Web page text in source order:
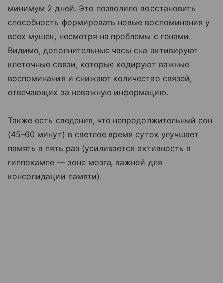
минимум 2 дней. Это позволило восстановить
способность формировать новые воспоминания у
всех мушек, несмотря на проблемы с генами.
Видимо, дополнительные часы сна активируют
клеточные связи, которые кодируют важные
воспоминания и снижают количество связей,
отвечающих за неважную информацию.
Также есть сведения, что непродолжительный сон
(45–60 минут) в светлое время суток улучшает
память в пять раз (усиливается активность в
гиппокампе — зоне мозга, важной для
консолидации памяти).